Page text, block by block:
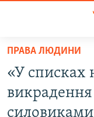
Перейти
основного
матеріалу
Перейти
ВІДЕО ТА ФОТО
ПРАВА ЛЮДИНИ
«У списках